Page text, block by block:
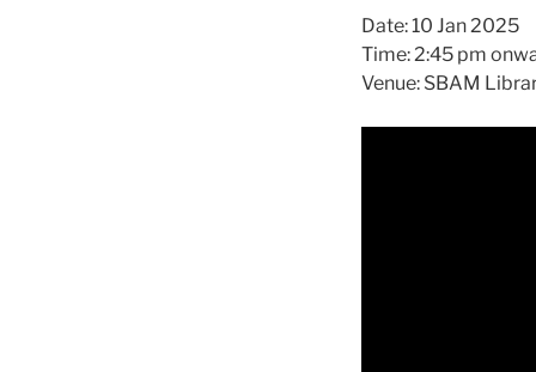
Date: 10 Jan 2025
Time: 2:45 pm
Venue: SBAM